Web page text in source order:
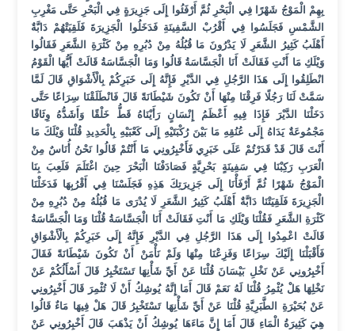
بِهِمْ الْمَوْجُ شَهْرًا فِي الْبَحْرِ ثُمَّ أَرْفَئُوا إِلَى جَزِيرَةٍ فِي الْبَحْرِ حَتَّى مَغْرِبِ
الشَّمْسِ فَجَلَسُوا فِي أَقْرُبْ السَّفِينَةِ فَدَخَلُوا الْجَزِيرَةَ فَلَقِيَتْهُمْ دَابَّةٌ
أَهْلَبُ كَثِيرُ الشَّعَرِ لَا يَدْرُونَ مَا قُبُلُهُ مِنْ دُبُرِهِ مِنْ كَثْرَةِ الشَّعَرِ فَقَالُوا
وَيْلَكِ مَا أَنْتِ فَقَالَتْ أَنَا الْجَسَّاسَةُ قَالُوا وَمَا الْجَسَّاسَةُ قَالَتْ أَيُّهَا الْقَوْمُ
انْطَلِقُوا إِلَى هَذَا الرَّجُلِ فِي الدَّيْرِ فَإِنَّهُ إِلَى خَبَرِكُمْ بِالْأَشْوَاقِ قَالَ لَمَّا
سَمَّتْ لَنَا رَجُلًا فَرِقْنَا مِنْهَا أَنْ تَكُونَ شَيْطَانَةً قَالَ فَانْطَلَقْنَا سِرَاعًا حَتَّى
دَخَلْنَا الدَّيْرَ فَإِذَا فِيهِ أَعْظَمُ إِنْسَانٍ رَأَيْنَاهُ قَطُّ خَلْقًا وَأَشَدُّهُ وِثَاقًا
مَجْمُوعَةٌ يَدَاهُ إِلَى عُنُقِهِ مَا بَيْنَ رُكْبَتَيْهِ إِلَى كَعْبَيْهِ بِالْحَدِيدِ قُلْنَا وَيْلَكَ مَا
أَنْتَ قَالَ قَدْ قَدَرْتُمْ عَلَى خَبَرِي فَأَخْبِرُونِي مَا أَنْتُمْ قَالُوا نَحْنُ أُنَاسٌ مِنْ
الْعَرَبِ رَكِبْنَا فِي سَفِينَةٍ بَحْرِيَّةٍ فَصَادَفْنَا الْبَحْرَ حِينَ اغْتَلَمَ فَلَعِبَ بِنَا
الْمَوْجُ شَهْرًا ثُمَّ أَرْفَأْنَا إِلَى جَزِيرَتِكَ هَذِهِ فَجَلَسْنَا فِي أَقْرُبِهَا فَدَخَلْنَا
الْجَزِيرَةَ فَلَقِيَتْنَا دَابَّةٌ أَهْلَبُ كَثِيرُ الشَّعَرِ لَا يُدْرَى مَا قُبُلُهُ مِنْ دُبُرِهِ مِنْ
كَثْرَةِ الشَّعَرِ فَقُلْنَا وَيْلَكِ مَا أَنْتِ فَقَالَتْ أَنَا الْجَسَّاسَةُ قُلْنَا وَمَا الْجَسَّاسَةُ
قَالَتْ اعْمِدُوا إِلَى هَذَا الرَّجُلِ فِي الدَّيْرِ فَإِنَّهُ إِلَى خَبَرِكُمْ بِالْأَشْوَاقِ
فَأَقْبَلْنَا إِلَيْكَ سِرَاعًا وَفَزِعْنَا مِنْهَا وَلَمْ نَأْمَنْ أَنْ تَكُونَ شَيْطَانَةً فَقَالَ
أَخْبِرُونِي عَنْ نَخْلِ بَيْسَانَ قُلْنَا عَنْ أَيِّ شَأْنِهَا تَسْتَخْبِرُ قَالَ أَسْأَلُكُمْ عَنْ
نَخْلِهَا هَلْ يُثْمِرُ قُلْنَا لَهُ نَعَمْ قَالَ أَمَا إِنَّهُ يُوشِكُ أَنْ لَا تُثْمِرَ قَالَ أَخْبِرُونِي
عَنْ بُحَيْرَةِ الطَّبَرِيَّةِ قُلْنَا عَنْ أَيِّ شَأْنِهَا تَسْتَخْبِرُ قَالَ هَلْ فِيهَا مَاءٌ قَالُوا
هِيَ كَثِيرَةُ الْمَاءِ قَالَ أَمَا إِنَّ مَاءَهَا يُوشِكُ أَنْ يَذْهَبَ قَالَ أَخْبِرُونِي عَنْ